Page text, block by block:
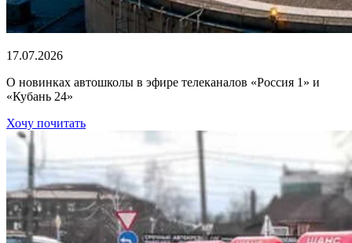
17.07.2026
О новинках автошколы в эфире телеканалов «Россия 1» и
«Кубань 24»
Хочу почитать